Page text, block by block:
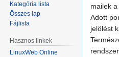
mailek
Adott
jelölést
Kategória lista
Összes lap
Fájlista
Hasznos linkek
LinuxWeb Online